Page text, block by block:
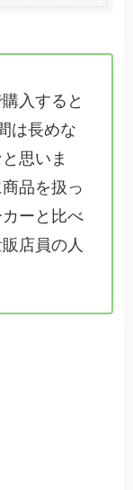
入すると
は長めな
思いま
品を扱っ
ーと比べ
店員の人